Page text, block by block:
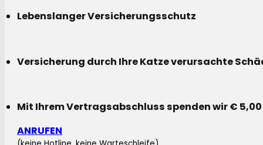
Lebenslanger Versicherungsschutz
Versicherung durch Ihre Katze verursachte
Mit Ihrem Vertragsabschluss spenden wir €
ANRUFEN